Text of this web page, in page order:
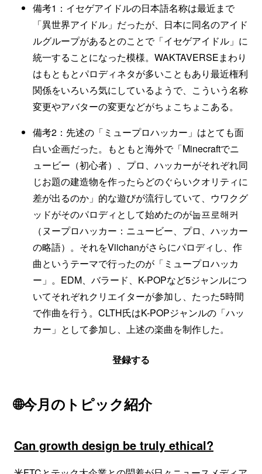
備考1：イセゲアイドルの日本語名称は最近まで
「異世界アイドル」だったが、日本に同名のアイド
ルグループがあるとのことで「イセゲアイドル」に
統一することになった模様。WAKTAVERSEまわり
はもともとパロディネタが多いこともあり最近権利
関係をいろいろ気にしているようで、こういう名称
変更やアバターの変更などがちょこちょこある。
備考2：先述の「ミュープロハッカー」はとても面
白い企画だった。もともと海外で「Minecraftでニ
ュービー（初心者）、プロ、ハッカーがそれぞれ同
じお題の建造物を作ったらどのぐらいクオリティに
差が出るのか」的な遊びが流行していて、ウワクグ
ッドがそのパロディとして始めたのが눕프로해커
（ヌープロハッカー：ニュービー、プロ、ハッカー
の略語）。それをViichanがさらにパロディし、作
曲というテーマで行ったのが「ミュープロハッカ
ー」。EDM、バラード、K-POPなど5ジャンルにつ
いてそれぞれクリエイターが参加し、たった5時間
で作曲を行う。CLTH氏はK-POPジャンルの「ハッ
カー」として参加し、上述の楽曲を制作した。
登録する
🌐今月のトピック紹介
Can growth design be truly ethical?